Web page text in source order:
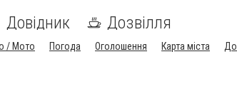
Довідник Дозвілля
/ Мото Погода Оголошення Карта міста